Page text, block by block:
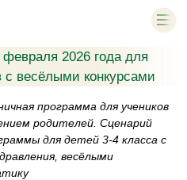
2026 года для
с весёлыми конкурсами
программа для учеников
родителей. Сценарий
для детей 3-4 класса с
весёлыми